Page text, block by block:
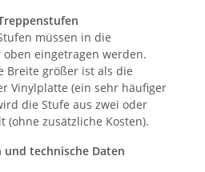
müssen in die
eingetragen werden.
Breite größer ist als die
Vinylplatte (ein sehr häufiger
die Stufe aus zwei oder
(ohne zusätzliche Kosten).
und technische Daten